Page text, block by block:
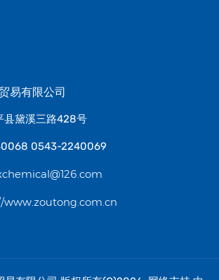
易有限公司
县黛溪三路428号
0543-2240069
www.zoutong.com.cn